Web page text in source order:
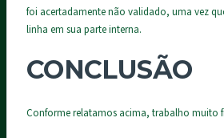
foi acertadamente não validado, uma vez
linha em sua parte interna.
CONCLUSÃO
Conforme relatamos acima, trabalho muito